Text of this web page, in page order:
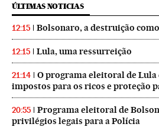
ÚLTIMAS NOTICIAS
12:15 Bolsonaro, a destruição
12:15 Lula, uma ressurreição
21:14
O programa eleitoral de Lula
impostos para os ricos e proteção
20:55
Programa eleitoral de
privilégios legais para a Polícia